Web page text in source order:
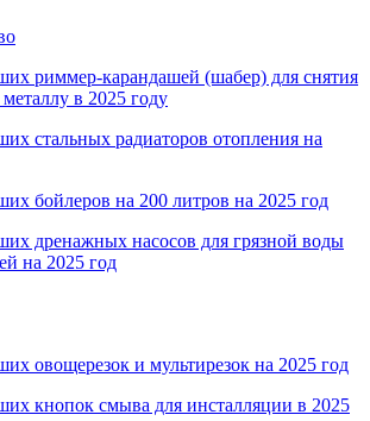
риммер-карандашей (шабер) для снятия
в 2025 году
стальных радиаторов отопления на
бойлеров на 200 литров на 2025 год
дренажных насосов для грязной воды
на 2025 год
овощерезок и мультирезок на 2025 год
кнопок смыва для инсталляции в 2025